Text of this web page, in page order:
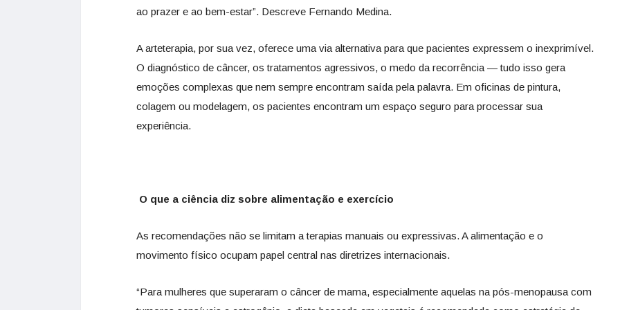
ao prazer e ao bem-estar”. Descreve Fernando Medina.
A arteterapia, por sua vez, oferece uma via alternativa para que pacientes expressem o inexprimível.
O diagnóstico de câncer, os tratamentos agressivos, o medo da recorrência — tudo isso gera
emoções complexas que nem sempre encontram saída pela palavra. Em oficinas de pintura,
colagem ou modelagem, os pacientes encontram um espaço seguro para processar sua
experiência.
O que a ciência diz sobre alimentação e exercício
As recomendações não se limitam a terapias manuais ou expressivas. A alimentação e o
movimento físico ocupam papel central nas diretrizes internacionais.
“Para mulheres que superaram o câncer de mama, especialmente aquelas na pós-menopausa com